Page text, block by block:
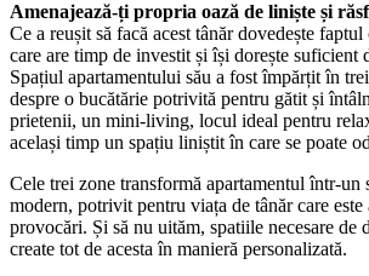
Amenajează-ți propria oază de liniște și
Ce a reușit să facă acest tânăr dovedește faptul
care are timp de investit și își dorește suficient
Spațiul apartamentului său a fost împărțit în
despre o bucătărie potrivită pentru gătit și
prietenii, un mini-living, locul ideal pentru
același timp un spațiu liniștit în care se poate
Cele trei zone transformă apartamentul într-un
modern, potrivit pentru viața de tânăr care
provocări. Și să nu uităm, spatiile necesare de
create tot de acesta în manieră personalizată.